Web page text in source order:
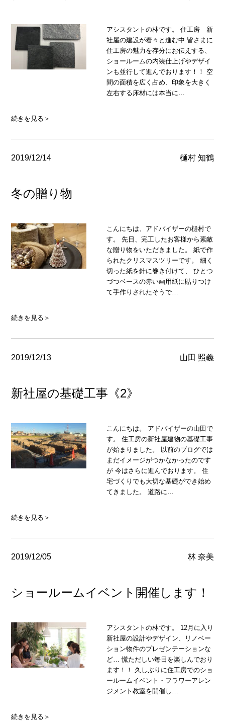
アシスタントの林です。 住工房 新
社屋の建設が着々と進む中 皆さまに
住工房の魅力を存分にお伝えする、
ショールームの内装仕上げやデザイ
ンも並行して進んでおります！！ 空
間の面積を広く占め、印象を大きく
左右する床材には本当に…
続きを見る＞
2019/12/14 樋村 知鶴
冬の贈り物
こんにちは、アドバイザーの樋村で
す。 先日、完工したお客様から素敵
な贈り物をいただきました。 紙で作
られたクリスマスツリーです。 細く
切った紙を針に巻き付けて、 ひとつ
づつベースの赤い画用紙に貼りつけ
て手作りされたそうで…
続きを見る＞
2019/12/13 山田 照義
新社屋の基礎工事《2》
こんにちは。 アドバイザーの山田で
す。 住工房の新社屋建物の基礎工事
が始まりました。 以前のブログでは
まだイメージがつかなかったのです
が 今はさらに進んでおります。 住
宅づくりでも大切な基礎ができ始め
てきました。 道路に…
続きを見る＞
2019/12/05 林 奈美
ショールームイベント開催します！
アシスタントの林です。 12月に入り
新社屋の設計やデザイン、リノベー
ション物件のプレゼンテーションな
ど… 慌ただしい毎日を楽しんでおり
ます！！ 久しぶりに住工房でのショ
ールームイベント・フラワーアレン
ジメント教室を開催し…
続きを見る＞